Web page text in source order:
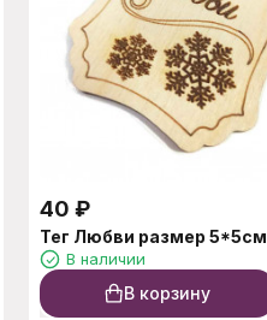
40 ₽
Тег Любви размер 5*5см
В наличии
В корзину